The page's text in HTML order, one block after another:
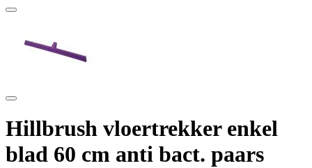
Hillbrush vloertrekker enkel
blad 60 cm anti bact. paars